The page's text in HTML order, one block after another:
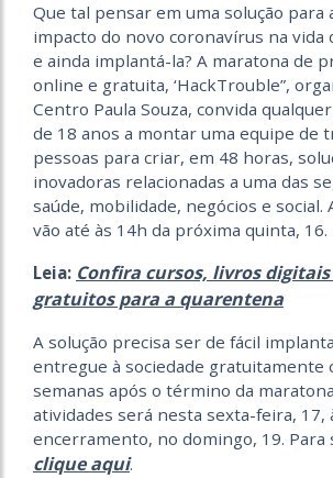
Que tal pensar em uma solução para
impacto do novo coronavírus na vida
e ainda implantá-la? A maratona de
online e gratuita, ‘HackTrouble”,
Centro Paula Souza, convida
de 18 anos a montar uma equipe de
pessoas para criar, em 48 horas,
inovadoras relacionadas a uma das
saúde, mobilidade, negócios e social.
vão até às 14h da próxima quinta, 16.
Leia: Confira cursos, livros
gratuitos para a quarentena
A solução precisa ser de fácil
entregue à sociedade gratuitamente
semanas após o término da
atividades será nesta sexta-feira, 17,
encerramento, no domingo, 19. Para
clique aqui.